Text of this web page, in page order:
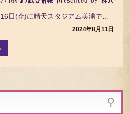
2024年8月11日